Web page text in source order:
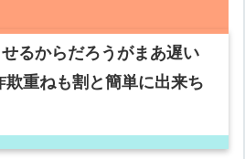
るからだろうがまあ遅い
欺重ねも割と簡単に出来ち